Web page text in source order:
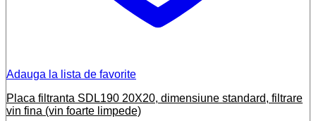
Adauga la lista de favorite
Placa filtranta SDL190 20X20, dimensiune standard, filtrare
vin fina (vin foarte limpede)